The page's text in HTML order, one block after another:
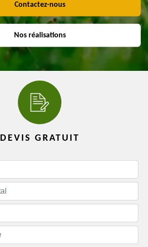
Contactez-nous
Nos réalisations
DEVIS GRATUIT